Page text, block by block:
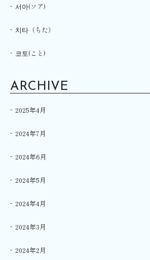
서아(ソア)
치타（ちた）
코토(こと)
ARCHIVE
2025年4月
2024年7月
2024年6月
2024年5月
2024年4月
2024年3月
2024年2月